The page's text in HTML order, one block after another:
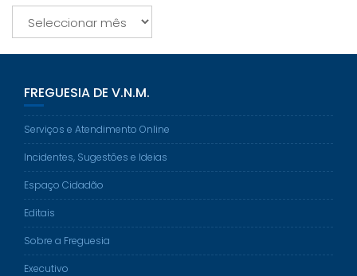
FREGUESIA DE V.N.M.
Serviços e Atendimento Online
Incidentes, Sugestões e Ideias
Espaço Cidadão
Editais
Sobre a Freguesia
Executivo